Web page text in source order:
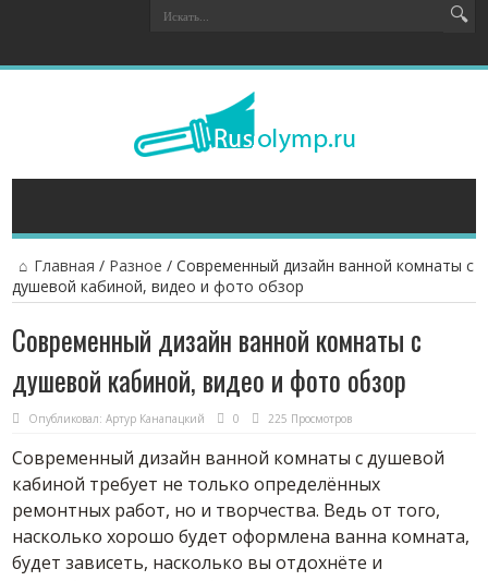
Главная / Разное /Современный дизайн ванной комнаты с
душевой кабиной, видео и фото обзор
Современный дизайн ванной комнаты с
душевой кабиной, видео и фото обзор
Опубликовал:Артур Канапацкий 0 225 Просмотров
Современный дизайн ванной комнаты с душевой
кабиной требует не только определённых
ремонтных работ, но и творчества. Ведь от того,
насколько хорошо будет оформлена ванна комната,
будет зависеть, насколько вы отдохнёте и